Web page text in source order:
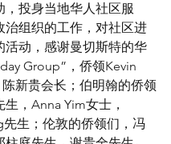
，投身当地华人社区服
治组织的工作，对社区进
活动，感谢曼切斯特的华
Group”，侨领Kevin
新贵会长；伯明翰的侨领
，Anna Yim女士，
生；伦敦的侨领们，冯